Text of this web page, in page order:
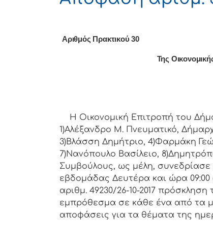
Αριθμός Πρακτικού 30
Της
Η Οικονομική Επιτρoπή τoυ
1)Αλέξανδρο Μ. Πνευματικό,
3)Βλάσση Δημήτριο, 4)Φαρμάκη
7)Νανόπουλο Βασίλειο,
Συμβoύλoυς, ως μέλη,
εβδoμάδας Δευτέρα και ώρα 09:00
αριθμ. 49230/26-10-2017
εμπρόθεσμα σε κάθε έvα από τα
απoφάσεις για τα θέματα της